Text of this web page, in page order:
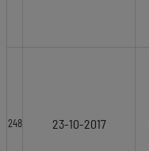
248 23-10-2017